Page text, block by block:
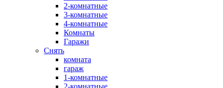
2-комнатные
3-комнатные
4-комнатные
Комнаты
Гаражи
Снять
комната
гараж
1-комнатные
2-комнатные